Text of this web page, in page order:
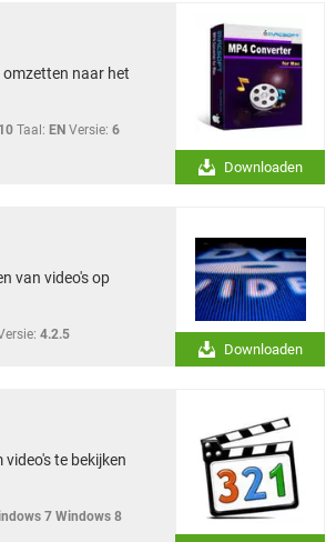
omzetten naar het
Taal: EN Versie: 6
Downloaden
van video's op
4.2.5
Downloaden
te bekijken
7 Windows 8